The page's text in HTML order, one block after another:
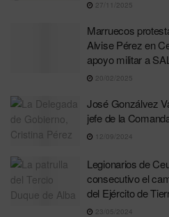
27/11/2025
Marruecos
Alvise Pérez en
apoyo militar a
20/02/2025
José Gonzálvez
jefe de la
12/09/2024
Legionarios de
consecutivo el
del Ejército de
23/05/2024